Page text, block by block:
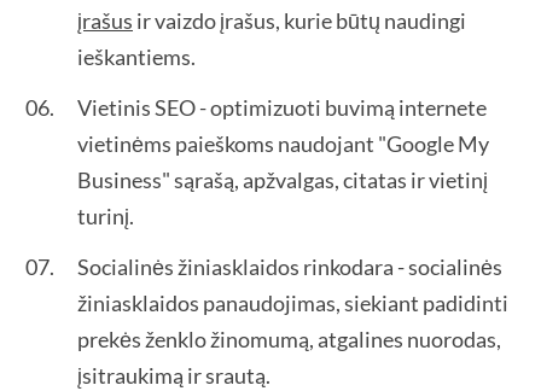
įrašus ir vaizdo įrašus, kurie būtų naudingi
ieškantiems.
Vietinis SEO - optimizuoti buvimą internete
vietinėms paieškoms naudojant "Google My
Business" sąrašą, apžvalgas, citatas ir vietinį
turinį.
Socialinės žiniasklaidos rinkodara - socialinės
žiniasklaidos panaudojimas, siekiant padidinti
prekės ženklo žinomumą, atgalines nuorodas,
įsitraukimą ir srautą.